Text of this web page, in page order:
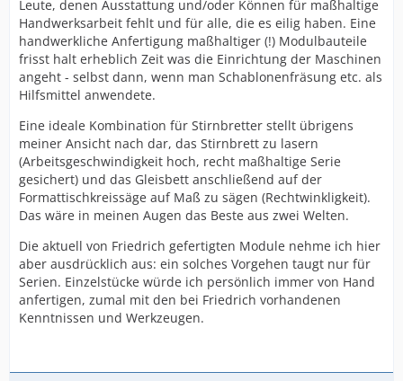
Leute, denen Ausstattung und/oder Können für maßhaltige
Handwerksarbeit fehlt und für alle, die es eilig haben. Eine
handwerkliche Anfertigung maßhaltiger (!) Modulbauteile
frisst halt erheblich Zeit was die Einrichtung der Maschinen
angeht - selbst dann, wenn man Schablonenfräsung etc. als
Hilfsmittel anwendete.
Eine ideale Kombination für Stirnbretter stellt übrigens
meiner Ansicht nach dar, das Stirnbrett zu lasern
(Arbeitsgeschwindigkeit hoch, recht maßhaltige Serie
gesichert) und das Gleisbett anschließend auf der
Formattischkreissäge auf Maß zu sägen (Rechtwinkligkeit).
Das wäre in meinen Augen das Beste aus zwei Welten.
Die aktuell von Friedrich gefertigten Module nehme ich hier
aber ausdrücklich aus: ein solches Vorgehen taugt nur für
Serien. Einzelstücke würde ich persönlich immer von Hand
anfertigen, zumal mit den bei Friedrich vorhandenen
Kenntnissen und Werkzeugen.